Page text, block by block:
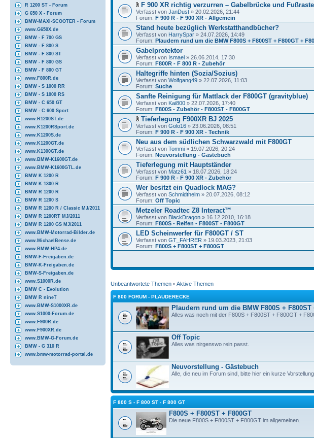
R 1200 ST - Forum
G 650 X - Forum
BMW-MAXI-SCOOTER - Forum
www.G650X.de
BMW - F 700 GS
BMW - F 800 S
BMW - F 800 ST
BMW - F 800 GS
BMW - F 800 GT
www.F800R.de
BMW - S 1000 RR
BMW - S 1000 RS
BMW - C 650 GT
BMW - C 600 Sport
www.R1200ST.de
www.K1200RSport.de
www.K1200S.de
www.K1200GT.de
www.K1300GT.de
www.BMW-K1600GT.de
www.BMW-K1600GTL.de
BMW K 1200 R
BMW K 1300 R
BMW R 1200 R
BMW R 1200 S
BMW R 1200 R / Classic MJ/2011
BMW R 1200RT MJ/2011
BMW R 1200 GS MJ/2011
www.BMW-Motorrad-Bilder.de
www.MichaelBense.de
www.BMW-HP4.de
BMW-F-Freigaben.de
BMW-K-Freigaben.de
BMW-S-Freigaben.de
www.S1000R.de
BMW C - Evolution
BMW R nineT
www.BMW-S1000XR.de
www.S1000-Forum.de
www.F900R.de
www.F900XR.de
www.BMW-G-Forum.de
BMW - G 310 R
www.bmw-motorrad-portal.de
F 900 XR richtig verzurren – Gabelbrücke und
Verfasst von JanDust » 20.02.2026, 21:44
Forum: F 900 R - F 900 XR - Allgemein
Stand heute bezüglich Werkstatthandbücher?
Verfasst von HarrySpar » 24.07.2026, 14:49
Forum: Plaudern rund um die BMW F800S + F800ST + F800GT +
Gabelprotektor
Verfasst von Ismael » 26.06.2014, 17:30
Forum: F800R - F 800 R - Zubehör
Haltegriffe hinten (Sozia/Sozius)
Verfasst von Wolfgang49 » 22.07.2026, 11:03
Forum: Suche
Sanfte Reinigung für Mattlack der F800GT (gravityblue)
Verfasst von Kai800 » 22.07.2026, 17:40
Forum: F800S - Zubehör - F800ST - F800GT
Tieferlegung F900XR BJ 2025
Verfasst von Golo16 » 23.06.2026, 08:51
Forum: F 900 R - F 900 XR - Technik
Neu aus dem südlichen Schwarzwald mit F800GT
Verfasst von Tommi » 19.07.2026, 20:24
Forum: Neuvorstellung - Gästebuch
Tieferlegung mit Hauptständer
Verfasst von Matz61 » 18.07.2026, 18:24
Forum: F 900 R - F 900 XR - Zubehör
Wer besitzt ein Quadlock MAG?
Verfasst von Schmidthelm » 20.07.2026, 08:12
Forum: Off Topic
Metzeler Roadtec Z8 Interact™
Verfasst von BlackDragon » 16.12.2010, 16:18
Forum: F800S - Reifen - F800ST - F800GT
LED Scheinwerfer für F800GT / ST
Verfasst von GT_FAHRER » 19.03.2023, 21:03
Forum: F800S + F800ST + F800GT
Unbeantwortete Themen • Aktive Themen
F 800 FORUM - PLAUDERECKE
Plaudern rund um die BMW F800S + F800ST
Alles was noch mit der F800S + F800ST + F800GT +
Off Topic
Alles was nirgenswo rein passt.
Neuvorstellung - Gästebuch
Alle, die neu im Forum sind, bitte hier ein kurze
F 800 S - F 800 ST - F 800 GT
F800S + F800ST + F800GT
Die neue F800S + F800ST + F800GT im allgemeinen.